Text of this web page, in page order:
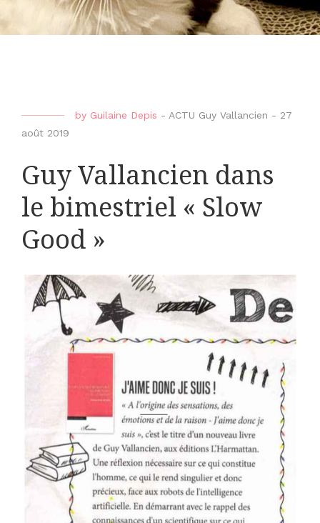
by Guilaine Depis - ACTU Guy Vallancien - 27
août 2019
Guy Vallancien dans
le bimestriel « Slow
Good »